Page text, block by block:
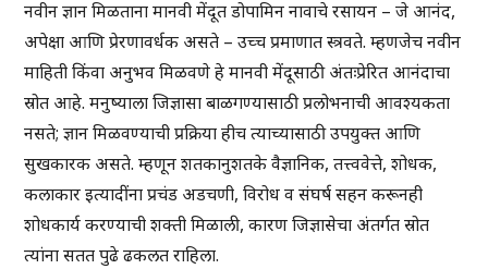
नवीन ज्ञान मिळताना मानवी मेंदूत डोपामिन नावाचे रसायन – जे आनंद,
अपेक्षा आणि प्रेरणावर्धक असते – उच्च प्रमाणात स्त्रवते. म्हणजेच नवीन
माहिती किंवा अनुभव मिळवणे हे मानवी मेंदूसाठी अंतःप्रेरित आनंदाचा
स्रोत आहे. मनुष्याला जिज्ञासा बाळगण्यासाठी प्रलोभनाची आवश्यकता
नसते; ज्ञान मिळवण्याची प्रक्रिया हीच त्याच्यासाठी उपयुक्त आणि
सुखकारक असते. म्हणून शतकानुशतके वैज्ञानिक, तत्त्ववेत्ते, शोधक,
कलाकार इत्यादींना प्रचंड अडचणी, विरोध व संघर्ष सहन करूनही
शोधकार्य करण्याची शक्ती मिळाली, कारण जिज्ञासेचा अंतर्गत स्रोत
त्यांना सतत पुढे ढकलत राहिला.